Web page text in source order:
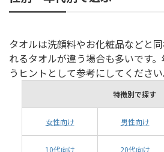
タオルは洗顔料やお化粧品などと
れるタオルが違う場合も多いです
うヒントとして参考にしてください
特徴別で探す
女性向け 男性向け
10代向け 20代向け